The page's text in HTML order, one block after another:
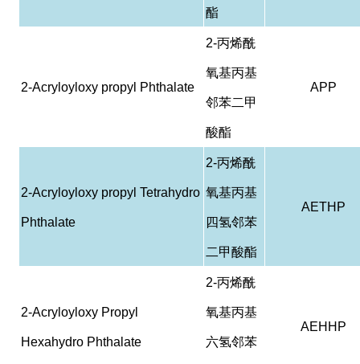
酯
2-Acryloyloxy propyl Phthalate
2-丙烯酰
氧基丙基
邻苯二甲
酸酯
APP
2-Acryloyloxy propyl Tetrahydro
Phthalate
2-丙烯酰
氧基丙基
四氢邻苯
二甲酸酯
AETHP
2-Acryloyloxy Propyl
Hexahydro Phthalate
2-丙烯酰
氧基丙基
六氢邻苯
AEHHP